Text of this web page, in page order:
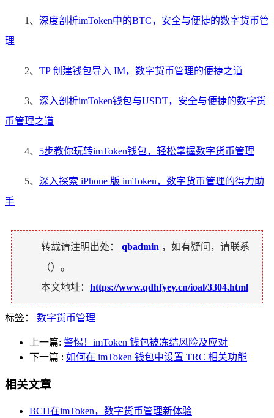
1、 深度剖析imToken中的BTC，安全与便捷的数字货币管
理
2、 TP 创建钱包导入 IM，数字货币管理的便捷之道
3、 深入剖析imToken钱包与USDT，安全与便捷的数字货
币管理之道
4、 5步教你玩转imToken钱包，轻松掌握数字货币管理
5、 深入探索 iPhone 版 imToken，数字货币管理的得力助
手
转载请注明出处： qbadmin ，如有疑问，请联系
（）。
本文地址： https://www.qdhfyey.cn/ioal/3304.html
标签： 数字货币管理
上一篇: 警惕！imToken 钱包被冻结风险及应对
下一篇 : 如何在 imToken 钱包中设置 TRC 相关功能
相关文章
BCH在imToken，数字货币管理新体验